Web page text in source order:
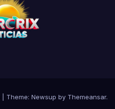
Theme: Newsup by Themeansar.